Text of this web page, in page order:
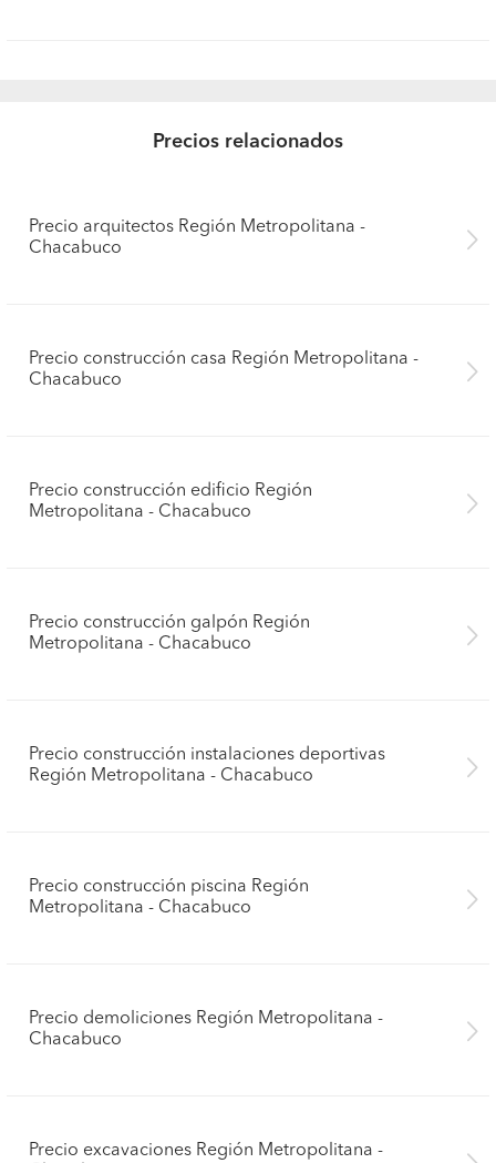
Precios relacionados
Precio arquitectos Región Metropolitana -
Chacabuco
Precio construcción casa Región Metropolitana -
Chacabuco
Precio construcción edificio Región
Metropolitana - Chacabuco
Precio construcción galpón Región
Metropolitana - Chacabuco
Precio construcción instalaciones deportivas
Región Metropolitana - Chacabuco
Precio construcción piscina Región
Metropolitana - Chacabuco
Precio demoliciones Región Metropolitana -
Chacabuco
Precio excavaciones Región Metropolitana -